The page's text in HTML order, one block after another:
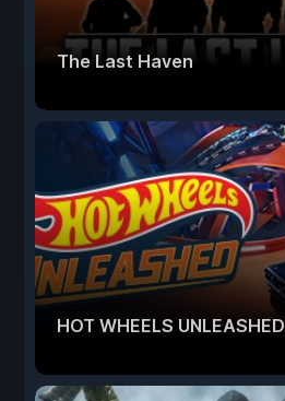
The Last Haven
HOT WHEELS UNLEASHED